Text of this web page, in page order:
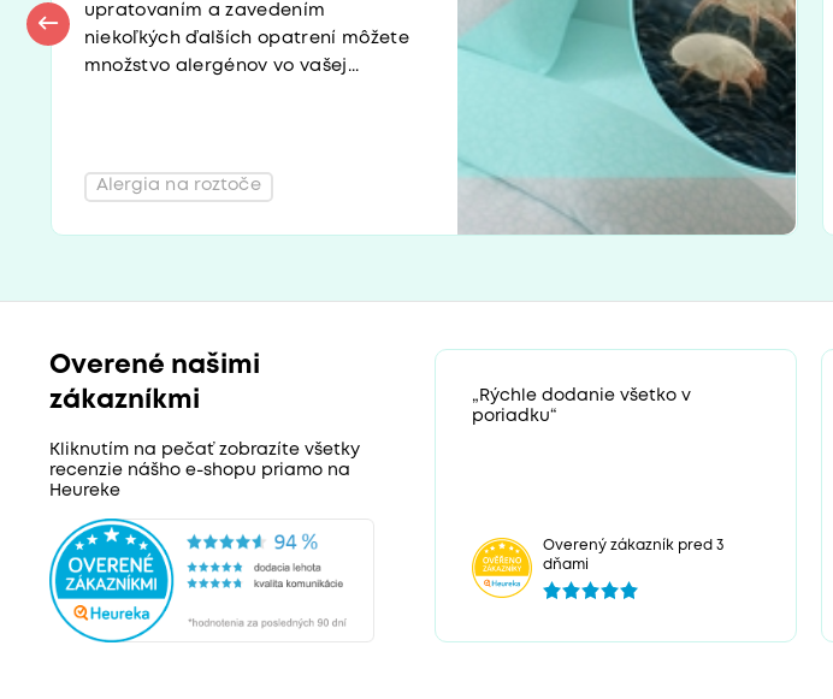
upratovaním a zavedením
niekoľkých ďalších opatrení môžete
množstvo alergénov vo vašej...
Alergia na roztoče
Overené našimi
zákazníkmi
Kliknutím na pečať zobrazíte všetky
recenzie nášho e-shopu priamo na
Heureke
„Rýchle dodanie všetko v
poriadku“
Overený zákazník pred 3
dňami